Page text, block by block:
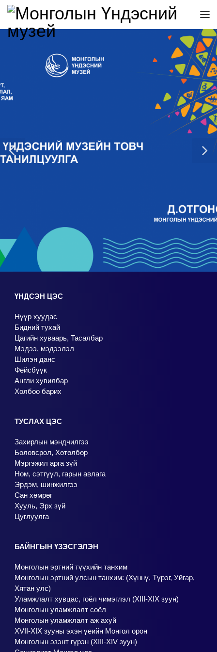
ҮНДСЭН ЦЭС
Нүүр хуудас
Бидний тухай
Цагийн хуваарь, Тасалбар
Мэдээ, мэдээлэл
Шилэн данс
Фейсбүүк
Англи хувилбар
Холбоо барих
ТУСЛАХ ЦЭС
Захирлын мэндчилгээ
Боловсрол, Хөтөлбөр
Мэргэжил арга зүй
Ном, сэтгүүл, гарын авлага
Эрдэм, шинжилгээ
Сан хөмрөг
Хууль, Эрх зүй
Цуглуулга
БАЙНГЫН ҮЗЭСГЭЛЭН
Монголын эртний түүхийн танхим
Монголын эртний улсын танхим: (Хүннү, Түрэг, Уйгар,
Хятан улс)
Уламжлалт хувцас, гоёл чимэглэл (XIII-XIX зуун)
Монголын уламжлалт соёл
Монголын уламжлалт аж ахуй
XVII-XIX зууны эхэн үеийн Монгол орон
Монголын эзэнт гүрэн (XIII-XIV зуун)